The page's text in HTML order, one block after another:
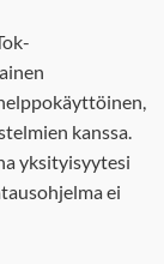
kanssa.
yksityisyytesi
ei